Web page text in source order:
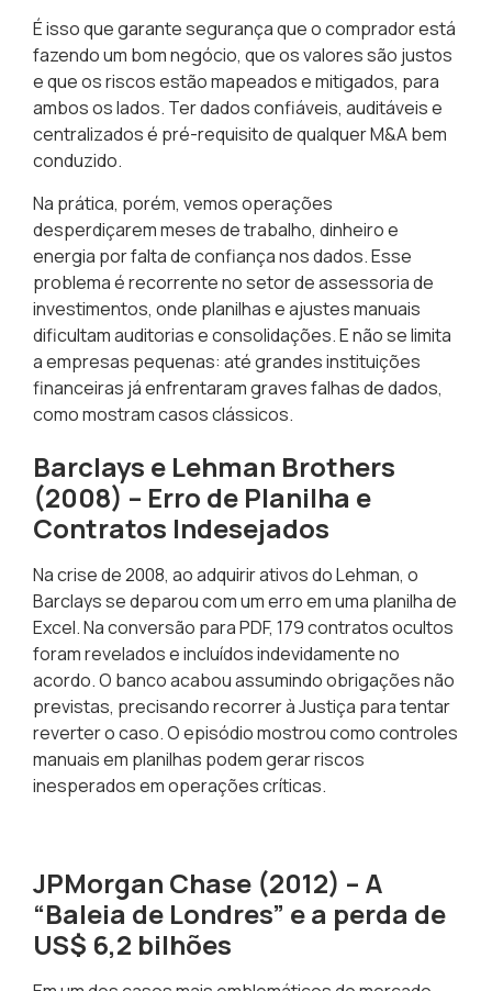
É isso que garante segurança que o comprador está
fazendo um bom negócio, que os valores são justos
e que os riscos estão mapeados e mitigados, para
ambos os lados. Ter dados confiáveis, auditáveis e
centralizados é pré-requisito de qualquer M&A bem
conduzido.
Na prática, porém, vemos operações
desperdiçarem meses de trabalho, dinheiro e
energia por falta de confiança nos dados. Esse
problema é recorrente no setor de assessoria de
investimentos, onde planilhas e ajustes manuais
dificultam auditorias e consolidações. E não se limita
a empresas pequenas: até grandes instituições
financeiras já enfrentaram graves falhas de dados,
como mostram casos clássicos.
Barclays e Lehman Brothers
(2008) – Erro de Planilha e
Contratos Indesejados
Na crise de 2008, ao adquirir ativos do Lehman, o
Barclays se deparou com um erro em uma planilha de
Excel. Na conversão para PDF, 179 contratos ocultos
foram revelados e incluídos indevidamente no
acordo. O banco acabou assumindo obrigações não
previstas, precisando recorrer à Justiça para tentar
reverter o caso. O episódio mostrou como controles
manuais em planilhas podem gerar riscos
inesperados em operações críticas.
JPMorgan Chase (2012) – A
“Baleia de Londres” e a perda de
US$ 6,2 bilhões